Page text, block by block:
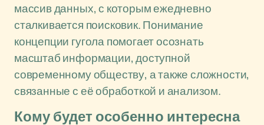
массив данных, с которым ежедневно
сталкивается поисковик. Понимание
концепции гугола помогает осознать
масштаб информации, доступной
современному обществу, а также сложности,
связанные с её обработкой и анализом.
Кому будет особенно интересна